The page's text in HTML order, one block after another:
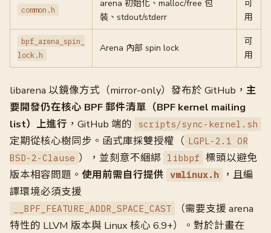
common.h
arena 初始化、malloc/free 包
裝、stdout/stderr
可
用
bpf_arena_spin_
lock.h
Arena 內部 spin lock
可
用
libarena 以鏡像方式（mirror-only）發布於 GitHub， 主
要開發仍在核心 BPF 郵件清單（BPF kernel mailing
list）上進行 ，GitHub 端的 scripts/sync-kernel.sh
定期從核心樹同步。函式庫採雙授權（ LGPL-2.1 OR
BSD-2-Clause ），並刻意不綑綁 libbpf 標頭以避免
版本相容問題。 使用前需自行提供 vmlinux.h
，且編
譯環境必須支援
__BPF_FEATURE_ADDR_SPACE_CAST
（需要支援 arena
特性的 LLVM 版本與 Linux 核心 6.9+）。對於計畫在